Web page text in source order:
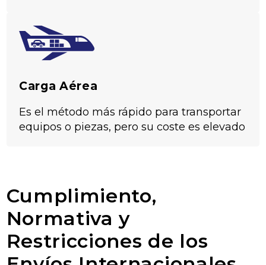
Carga Aérea
Es el método más rápido para transportar
equipos o piezas, pero su coste es elevado
Cumplimiento,
Normativa y
Restricciones de los